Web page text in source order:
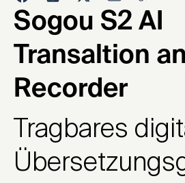
2021
Sogou S2 AI
Transaltion
Recorder
Tragbares